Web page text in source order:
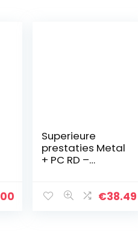
Superieure
prestaties Metal
+ PC RD –
ontwerp voor
€38.49